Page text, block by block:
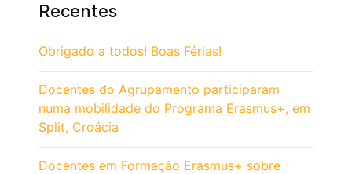
Recentes
Obrigado a todos! Boas Férias!
Docentes do Agrupamento participaram
numa mobilidade do Programa Erasmus+, em
Split, Croácia
Docentes em Formação Erasmus+ sobre